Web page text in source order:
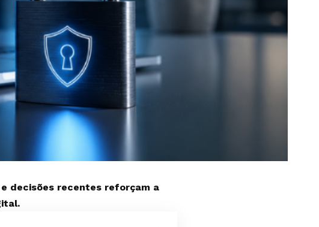
decisões recentes reforçam a